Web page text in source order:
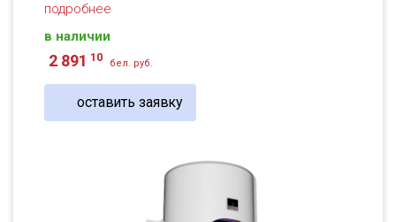
подробнее
в наличии
2 891 10 бел. руб.
оставить заявку